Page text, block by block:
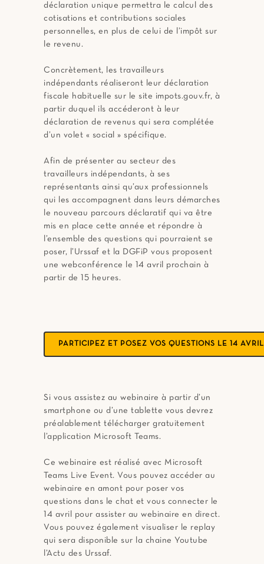
déclaration unique permettra le calcul des
cotisations et contributions sociales
personnelles, en plus de celui de l’impôt sur
le revenu.
Concrètement, les travailleurs
indépendants réaliseront leur déclaration
fiscale habituelle sur le site impots.gouv.fr, à
partir duquel ils accéderont à leur
déclaration de revenus qui sera complétée
d’un volet « social » spécifique.
Afin de présenter au secteur des
travailleurs indépendants, à ses
représentants ainsi qu’aux professionnels
qui les accompagnent dans leurs démarches
le nouveau parcours déclaratif qui va être
mis en place cette année et répondre à
l’ensemble des questions qui pourraient se
poser, l’Urssaf et la DGFiP vous proposent
une webconférence le 14 avril prochain à
partir de 15 heures.
PARTICIPEZ ET POSEZ VOS QUESTIONS LE 14
Si vous assistez au webinaire à partir d’un
smartphone ou d’une tablette vous devrez
préalablement télécharger gratuitement
l’application Microsoft Teams.
Ce webinaire est réalisé avec Microsoft
Teams Live Event. Vous pouvez accéder au
webinaire en amont pour poser vos
questions dans le chat et vous connecter le
14 avril pour assister au webinaire en direct.
Vous pouvez également visualiser le replay
qui sera disponible sur la chaine Youtube
l’Actu des Urssaf.